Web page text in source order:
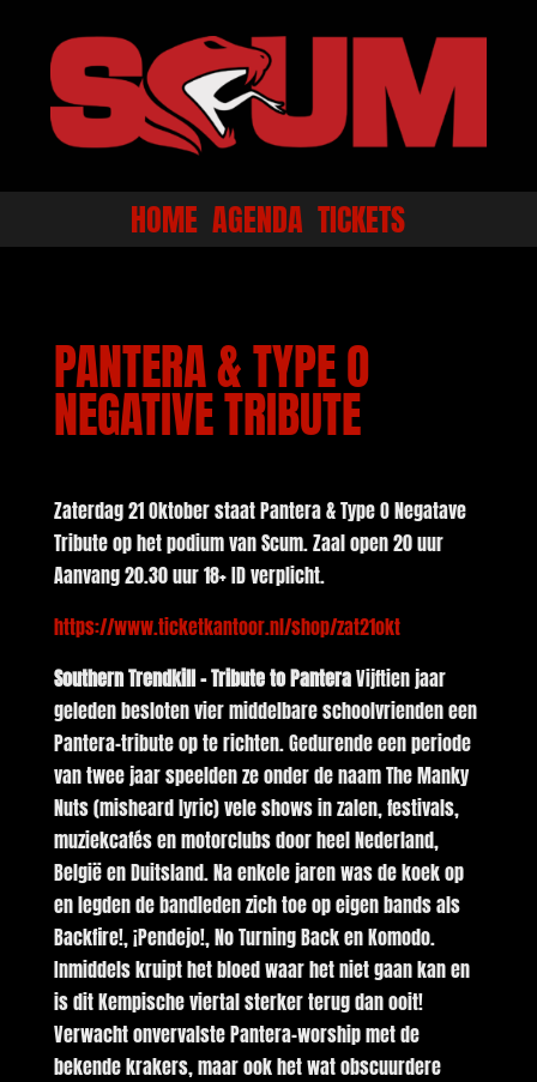
HOME AGENDA TICKETS
PANTERA & TYPE O
NEGATIVE TRIBUTE
Zaterdag 21 Oktober staat Pantera & Type O Negatave
Tribute op het podium van Scum. Zaal open 20 uur
Aanvang 20.30 uur 18+ ID verplicht.
https://www.ticketkantoor.nl/shop/zat21okt
Southern Trendkill – Tribute to PanteraVijftien jaar
geleden besloten vier middelbare schoolvrienden een
Pantera-tribute op te richten. Gedurende een periode
van twee jaar speelden ze onder de naam The Manky
Nuts (misheard lyric) vele shows in zalen, festivals,
muziekcafés en motorclubs door heel Nederland,
België en Duitsland. Na enkele jaren was de koek op
en legden de bandleden zich toe op eigen bands als
Backfire!, ¡Pendejo!, No Turning Back en Komodo.
Inmiddels kruipt het bloed waar het niet gaan kan en
is dit Kempische viertal sterker terug dan ooit!
Verwacht onvervalste Pantera-worship met de
bekende krakers, maar ook het wat obscuurdere